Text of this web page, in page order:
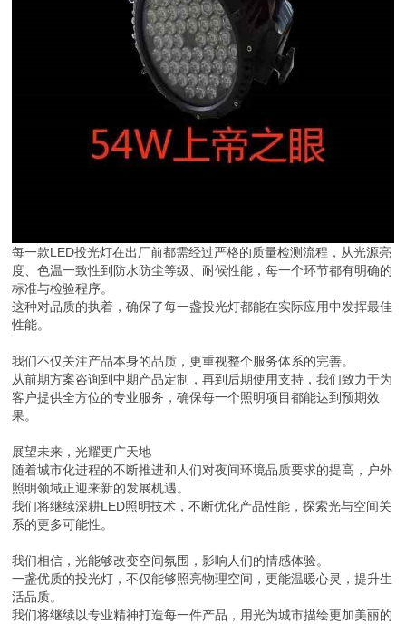
每一款LED投光灯在出厂前都需经过严格的质量检测流程，从光源亮
度、色温一致性到防水防尘等级、耐候性能，每一个环节都有明确的
标准与检验程序。
这种对品质的执着，确保了每一盏投光灯都能在实际应用中发挥最佳
性能。
我们不仅关注产品本身的品质，更重视整个服务体系的完善。
从前期方案咨询到中期产品定制，再到后期使用支持，我们致力于为
客户提供全方位的专业服务，确保每一个照明项目都能达到预期效
果。
展望未来，光耀更广天地
随着城市化进程的不断推进和人们对夜间环境品质要求的提高，户外
照明领域正迎来新的发展机遇。
我们将继续深耕LED照明技术，不断优化产品性能，探索光与空间关
系的更多可能性。
我们相信，光能够改变空间氛围，影响人们的情感体验。
一盏优质的投光灯，不仅能够照亮物理空间，更能温暖心灵，提升生
活品质。
我们将继续以专业精神打造每一件产品，用光为城市描绘更加美丽的